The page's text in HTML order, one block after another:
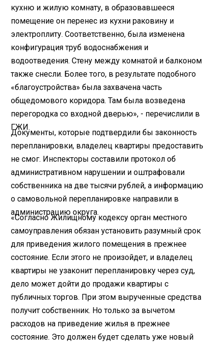
кухню и жилую комнату, в образовавшееся
помещение он перенес из кухни раковину и
электроплиту. Соответственно, была изменена
конфигурация труб водоснабжения и
водоотведения. Стену между комнатой и балконом
также снесли. Более того, в результате подобного
«благоустройства» была захвачена часть
общедомового коридора. Там была возведена
перегородка со входной дверью», - перечислили в
ГЖИ.
Документы, которые подтвердили бы законность
перепланировки, владелец квартиры предоставить
не смог. Инспекторы составили протокол об
административном нарушении и оштрафовали
собственника на две тысячи рублей, а информацию
о самовольной перепланировке направили в
администрацию округа.
«Согласно Жилищному кодексу орган местного
самоуправления обязан установить разумный срок
для приведения жилого помещения в прежнее
состояние. Если этого не произойдет, и владелец
квартиры не узаконит перепланировку через суд,
дело может дойти до продажи квартиры с
публичных торгов. При этом вырученные средства
получит собственник. Но только за вычетом
расходов на приведение жилья в прежнее
состояние. Это должен будет сделать уже новый